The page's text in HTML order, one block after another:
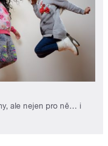
ale nejen pro ně… i